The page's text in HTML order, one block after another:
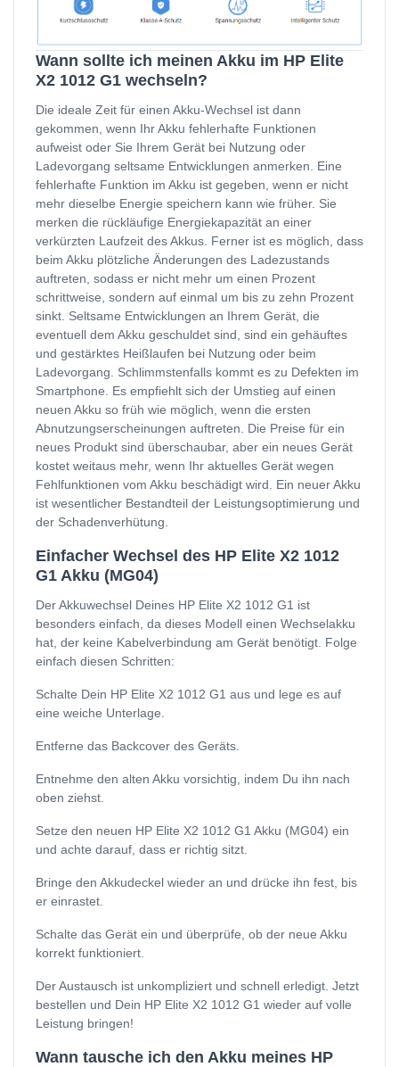
Wann sollte ich meinen Akku im HP Elite
X2 1012 G1 wechseln?
Die ideale Zeit für einen Akku-Wechsel ist dann
gekommen, wenn Ihr Akku fehlerhafte Funktionen
aufweist oder Sie Ihrem Gerät bei Nutzung oder
Ladevorgang seltsame Entwicklungen anmerken. Eine
fehlerhafte Funktion im Akku ist gegeben, wenn er nicht
mehr dieselbe Energie speichern kann wie früher. Sie
merken die rückläufige Energiekapazität an einer
verkürzten Laufzeit des Akkus. Ferner ist es möglich, dass
beim Akku plötzliche Änderungen des Ladezustands
auftreten, sodass er nicht mehr um einen Prozent
schrittweise, sondern auf einmal um bis zu zehn Prozent
sinkt. Seltsame Entwicklungen an Ihrem Gerät, die
eventuell dem Akku geschuldet sind, sind ein gehäuftes
und gestärktes Heißlaufen bei Nutzung oder beim
Ladevorgang. Schlimmstenfalls kommt es zu Defekten im
Smartphone. Es empfiehlt sich der Umstieg auf einen
neuen Akku so früh wie möglich, wenn die ersten
Abnutzungserscheinungen auftreten. Die Preise für ein
neues Produkt sind überschaubar, aber ein neues Gerät
kostet weitaus mehr, wenn Ihr aktuelles Gerät wegen
Fehlfunktionen vom Akku beschädigt wird. Ein neuer Akku
ist wesentlicher Bestandteil der Leistungsoptimierung und
der Schadenverhütung.
Einfacher Wechsel des HP Elite X2 1012
G1 Akku (MG04)
Der Akkuwechsel Deines HP Elite X2 1012 G1 ist
besonders einfach, da dieses Modell einen Wechselakku
hat, der keine Kabelverbindung am Gerät benötigt. Folge
einfach diesen Schritten:
Schalte Dein HP Elite X2 1012 G1 aus und lege es auf
eine weiche Unterlage.
Entferne das Backcover des Geräts.
Entnehme den alten Akku vorsichtig, indem Du ihn nach
oben ziehst.
Setze den neuen HP Elite X2 1012 G1 Akku (MG04) ein
und achte darauf, dass er richtig sitzt.
Bringe den Akkudeckel wieder an und drücke ihn fest, bis
er einrastet.
Schalte das Gerät ein und überprüfe, ob der neue Akku
korrekt funktioniert.
Der Austausch ist unkompliziert und schnell erledigt. Jetzt
bestellen und Dein HP Elite X2 1012 G1 wieder auf volle
Leistung bringen!
Wann tausche ich den Akku meines HP